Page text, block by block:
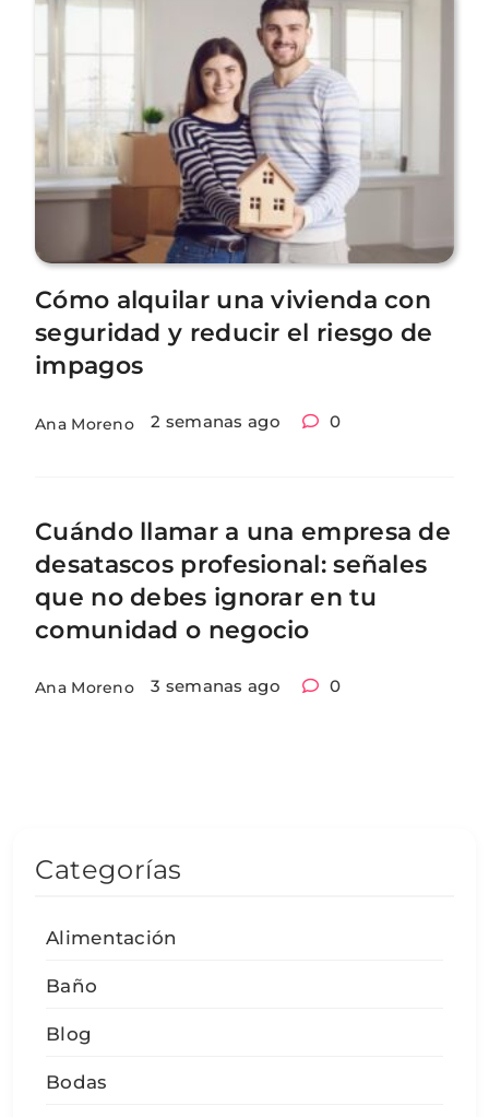
Cómo alquilar una vivienda con
seguridad y reducir el riesgo de
impagos
Ana Moreno 2 semanas ago 0
Cuándo llamar a una empresa de
desatascos profesional: señales
que no debes ignorar en tu
comunidad o negocio
Ana Moreno 3 semanas ago 0
Categorías
Alimentación
Baño
Blog
Bodas